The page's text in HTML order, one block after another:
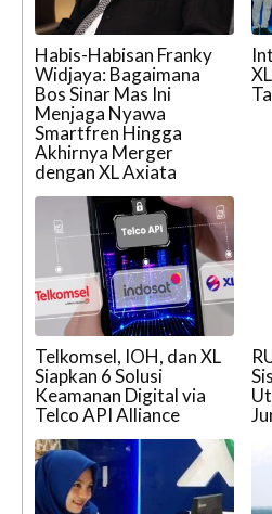
Habis-Habisan Franky
Widjaya: Bagaimana
Bos Sinar Mas Ini
Menjaga Nyawa
Smartfren Hingga
Akhirnya Merger
dengan XL Axiata
Telkomsel, IOH, dan XL
Siapkan 6 Solusi
Keamanan Digital via
Telco API Alliance